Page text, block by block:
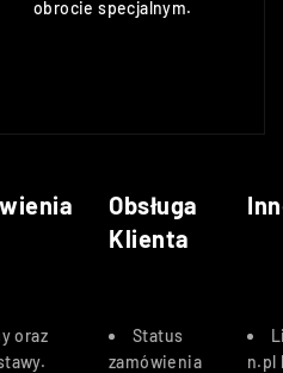
obrocie specjalnym.
Obsługa
Klienta
oraz
.
Status
zamówienia
n.pl